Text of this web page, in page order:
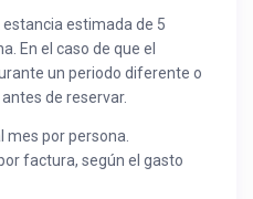
estancia estimada de 5
En el caso de que el
un periodo diferente o
de reservar.
mes por persona.
factura, según el gasto